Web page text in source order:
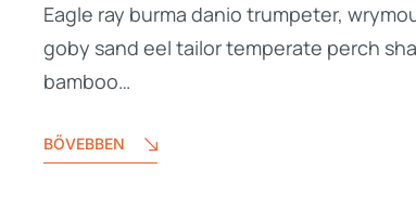
Eagle ray burma danio trumpeter,
goby sand eel tailor temperate perch
bamboo…
BŐVEBBEN